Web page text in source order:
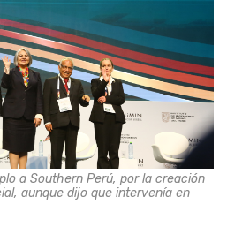
a Southern Perú, por la creación
aunque dijo que intervenía en